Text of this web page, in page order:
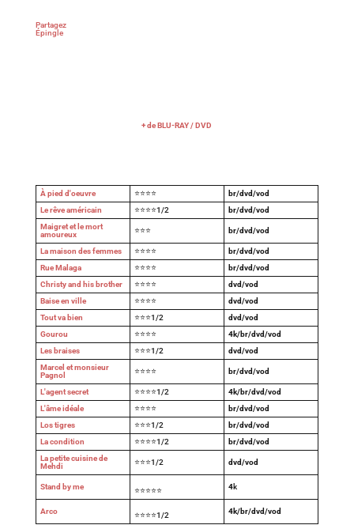
Partagez
Épingle
+ de BLU-RAY / DVD
À pied d'oeuvre ⭐⭐⭐⭐
br/dvd/vod
Le rêve américain
⭐⭐⭐⭐1/2
br/dvd/vod
Maigret et le mort
amoureux
⭐⭐⭐ br/dvd/vod
La maison des femmes ⭐⭐⭐⭐
br/dvd/vod
Rue Malaga
⭐⭐⭐⭐
br/dvd/vod
Christy and his brother
⭐⭐⭐⭐
dvd/vod
Baise en ville
⭐⭐⭐⭐
dvd/vod
Tout va bien
⭐⭐⭐1/2
dvd/vod
Gourou
⭐⭐⭐⭐
4k/br/dvd/vod
Les braises
⭐⭐⭐1/2
dvd/vod
Marcel et monsieur
Pagnol
⭐⭐⭐⭐ br/dvd/vod
L'agent secret ⭐⭐⭐⭐1/2
4k/br/dvd/vod
L'âme idéale
⭐⭐⭐⭐
br/dvd/vod
Los tigres
⭐⭐⭐1/2
br/dvd/vod
La condition
⭐⭐⭐⭐1/2
br/dvd/vod
La petite cuisine de
Mehdi
⭐⭐⭐1/2 dvd/vod
Stand by me ⭐⭐⭐⭐⭐ 4k
Arco ⭐⭐⭐⭐1/2 4k/br/dvd/vod